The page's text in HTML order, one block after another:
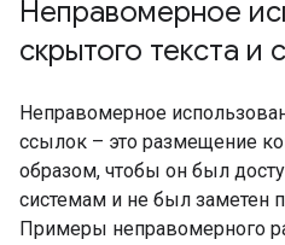
Неправомерное
скрытого текста и
Неправомерное
ссылок – это размещение
образом, чтобы он был
системам и не был заметен
Примеры неправомерного